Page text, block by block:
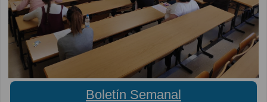
Boletín Semanal